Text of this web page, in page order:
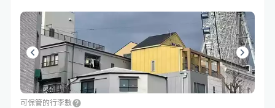
可保管的行李數